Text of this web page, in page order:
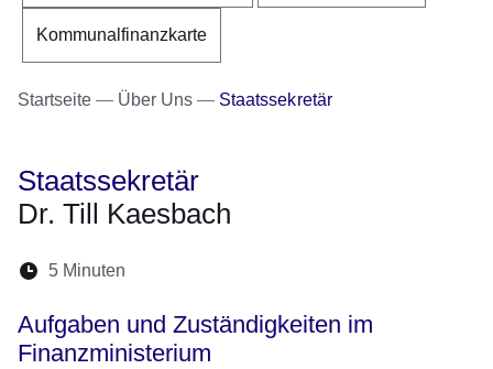
Kommunalfinanzkarte
Startseite Über Uns Staatssekretär
Staatssekretär
Dr. Till Kaesbach
Lesedauer:
5 Minuten
Aufgaben und Zuständigkeiten im
Finanzministerium